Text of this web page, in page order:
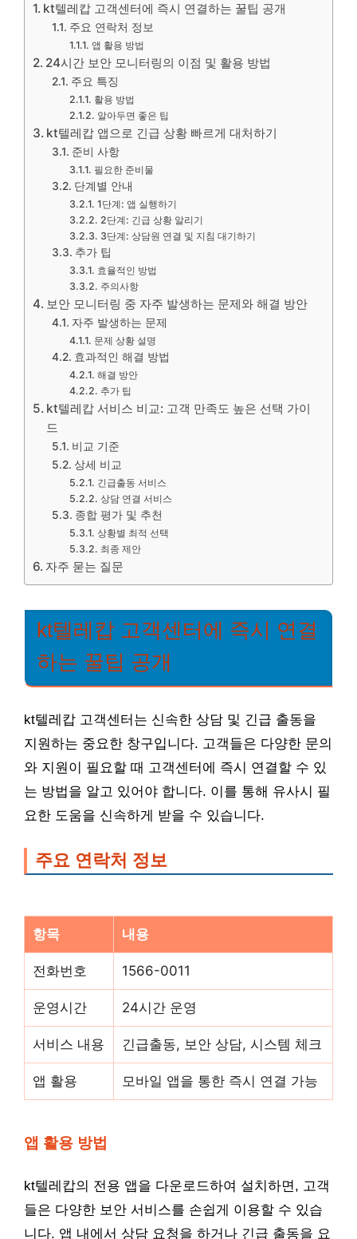
kt텔레캅 고객센터에 즉시 연결하는 꿀팁 공개
주요 연락처 정보
앱 활용 방법
24시간 보안 모니터링의 이점 및 활용 방법
주요 특징
활용 방법
알아두면 좋은 팁
kt텔레캅 앱으로 긴급 상황 빠르게 대처하기
준비 사항
필요한 준비물
단계별 안내
1단계: 앱 실행하기
2단계: 긴급 상황 알리기
3단계: 상담원 연결 및 지침 대기하기
추가 팁
효율적인 방법
주의사항
보안 모니터링 중 자주 발생하는 문제와 해결 방안
자주 발생하는 문제
문제 상황 설명
효과적인 해결 방법
해결 방안
추가 팁
kt텔레캅 서비스 비교: 고객 만족도 높은 선택 가이
드
비교 기준
상세 비교
긴급출동 서비스
상담 연결 서비스
종합 평가 및 추천
상황별 최적 선택
최종 제안
자주 묻는 질문
kt텔레캅 고객센터에 즉시 연결
하는 꿀팁 공개
kt텔레캅 고객센터는 신속한 상담 및 긴급 출동을
지원하는 중요한 창구입니다. 고객들은 다양한 문의
와 지원이 필요할 때 고객센터에 즉시 연결할 수 있
는 방법을 알고 있어야 합니다. 이를 통해 유사시 필
요한 도움을 신속하게 받을 수 있습니다.
주요 연락처 정보
항목 내용
전화번호 1566-0011
운영시간 24시간 운영
서비스 내용 긴급출동, 보안 상담, 시스템 체크
앱 활용 모바일 앱을 통한 즉시 연결 가능
앱 활용 방법
kt텔레캅의 전용 앱을 다운로드하여 설치하면, 고객
들은 다양한 보안 서비스를 손쉽게 이용할 수 있습
니다. 앱 내에서 상담 요청을 하거나 긴급 출동을 요